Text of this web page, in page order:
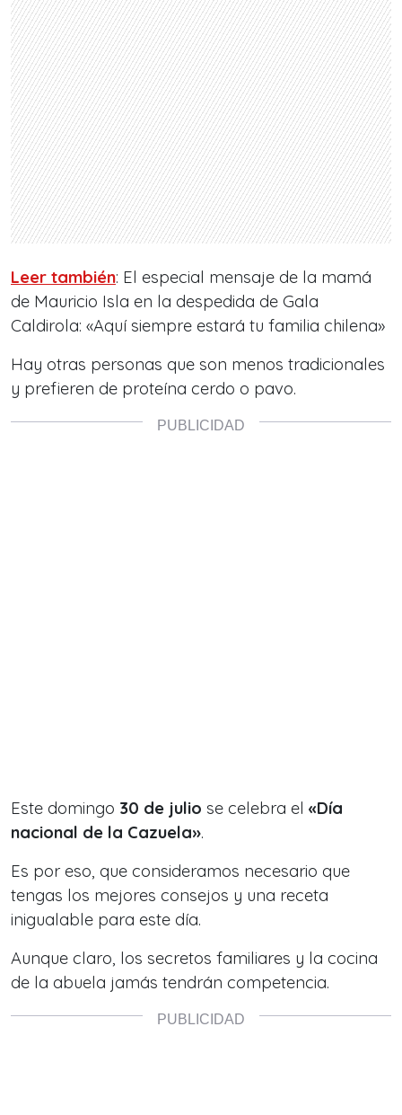
Leer también: El especial mensaje de la mamá
de Mauricio Isla en la despedida de Gala
Caldirola: «Aquí siempre estará tu familia chilena»
Hay otras personas que son menos tradicionales
y prefieren de proteína cerdo o pavo.
Este domingo 30 de julio se celebra el «Día
nacional de la Cazuela».
Es por eso, que consideramos necesario que
tengas los mejores consejos y una receta
inigualable para este día.
Aunque claro, los secretos familiares y la cocina
de la abuela jamás tendrán competencia.